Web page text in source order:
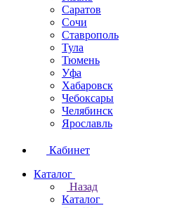
Саратов
Сочи
Ставрополь
Тула
Тюмень
Уфа
Хабаровск
Чебоксары
Челябинск
Ярославль
Кабинет
Каталог
Назад
Каталог